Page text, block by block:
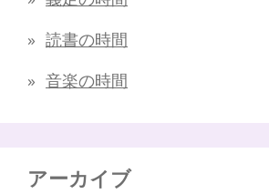
読書の時間
音楽の時間
アーカイブ